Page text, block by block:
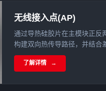
无线接入点(AP)
通过导热硅胶片在主模块正反
构建双向热传导路径，并结合
实现AP的高效热管理与成本平
了解详情